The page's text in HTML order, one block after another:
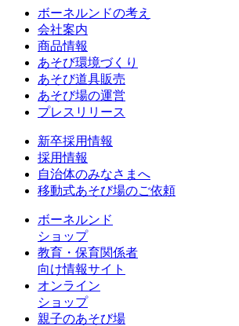
ボーネルンドの考え
会社案内
商品情報
あそび環境づくり
あそび道具販売
あそび場の運営
プレスリリース
新卒採用情報
採用情報
自治体のみなさまへ
移動式あそび場のご依頼
ボーネルンド
ショップ
教育・保育関係者
向け情報サイト
オンライン
ショップ
親子のあそび場